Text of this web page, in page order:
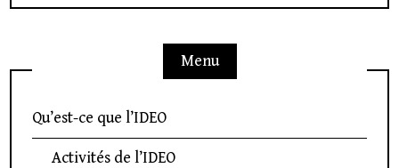
Menu
Qu’est-ce que l’IDEO
Activités de l’IDEO